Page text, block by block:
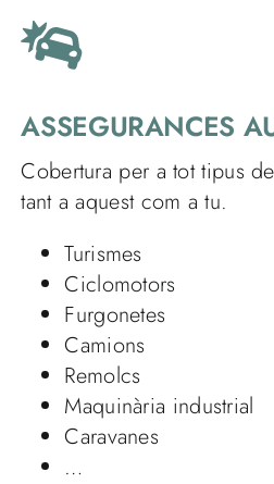
ASSEGURANCES
Cobertura per a tot tipus
tant a aquest com a tu.
Turismes
Ciclomotors
Furgonetes
Camions
Remolcs
Maquinària industrial
Caravanes
…